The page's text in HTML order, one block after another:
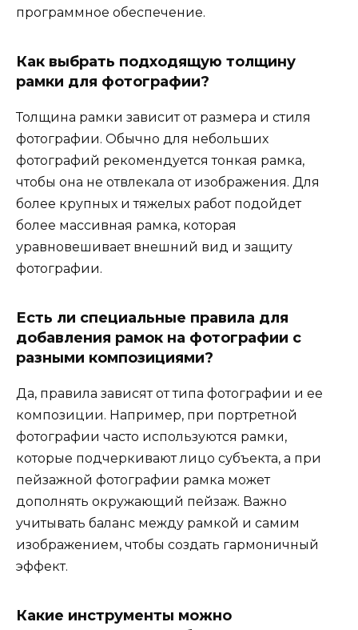
программное обеспечение.
Как выбрать подходящую толщину
рамки для фотографии?
Толщина рамки зависит от размера и стиля
фотографии. Обычно для небольших
фотографий рекомендуется тонкая рамка,
чтобы она не отвлекала от изображения. Для
более крупных и тяжелых работ подойдет
более массивная рамка, которая
уравновешивает внешний вид и защиту
фотографии.
Есть ли специальные правила для
добавления рамок на фотографии с
разными композициями?
Да, правила зависят от типа фотографии и ее
композиции. Например, при портретной
фотографии часто используются рамки,
которые подчеркивают лицо субъекта, а при
пейзажной фотографии рамка может
дополнять окружающий пейзаж. Важно
учитывать баланс между рамкой и самим
изображением, чтобы создать гармоничный
эффект.
Какие инструменты можно